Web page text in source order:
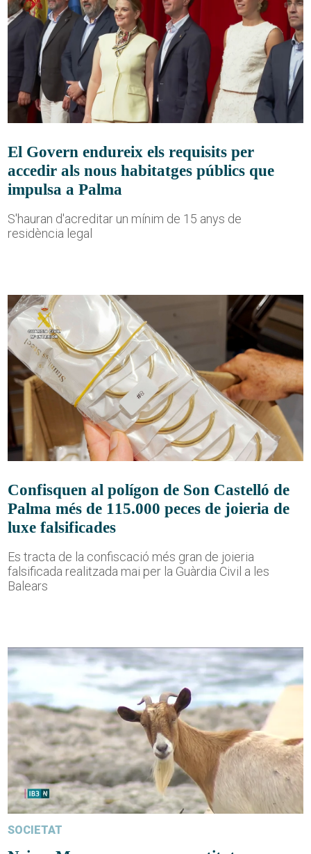
El Govern endureix els requisits per
accedir als nous habitatges públics que
impulsa a Palma
S'hauran d'acreditar un mínim de 15 anys de
residència legal
Confisquen al polígon de Son Castelló de
Palma més de 115.000 peces de joieria de
luxe falsificades
Es tracta de la confiscació més gran de joieria
falsificada realitzada mai per la Guàrdia Civil a les
Balears
SOCIETAT